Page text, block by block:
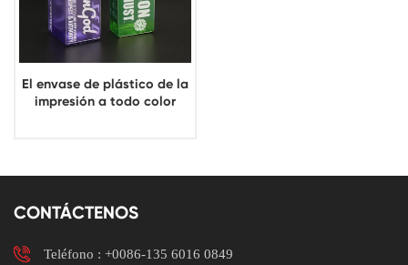
El envase de plástico de la
impresión a todo color
CONTÁCTENOS
Teléfono : +0086-135 6016 0849